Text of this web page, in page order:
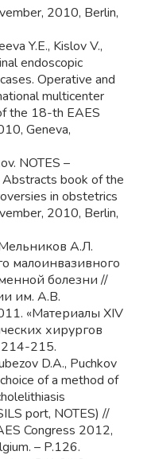
2010, Berlin,
Y.E., Kislov V.,
endoscopic
Operative and
multicenter
the 18-th EAES
Geneva,
NOTES –
book of the
in obstetrics
2010, Berlin,
А.Л.
малоинвазивного
болезни //
им. А.В.
«Материалы XIV
хирургов
214-215.
D.A., Puchkov
of a method of
port, NOTES) //
Congress 2012,
– P.126.